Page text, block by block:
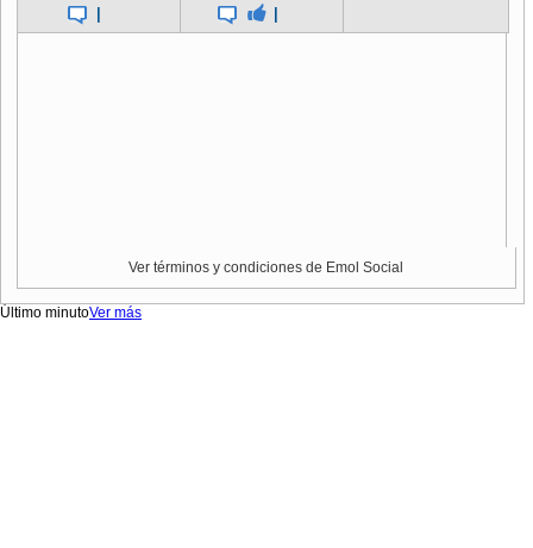
| |
Ver términos y condiciones de Emol Social
Último minutoVer más